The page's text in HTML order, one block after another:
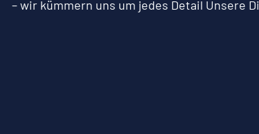
– wir kümmern uns um jedes Detail Unsere